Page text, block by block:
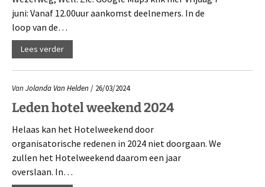
juni: Vanaf 12.00uur aankomst deelnemers. In de
loop van de…
Lees verder
VanJolanda Van Helden/ 26/03/2024
Leden hotel weekend 2024
Helaas kan het Hotelweekend door
organisatorische redenen in 2024 niet doorgaan. We
zullen het Hotelweekend daarom een jaar
overslaan. In…